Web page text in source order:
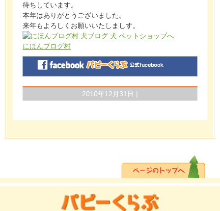
待ちしています。
本年はありがとうございました。
来年もよろしくお願いいたしましす。
にほんブログ村
2010年12月31日 |